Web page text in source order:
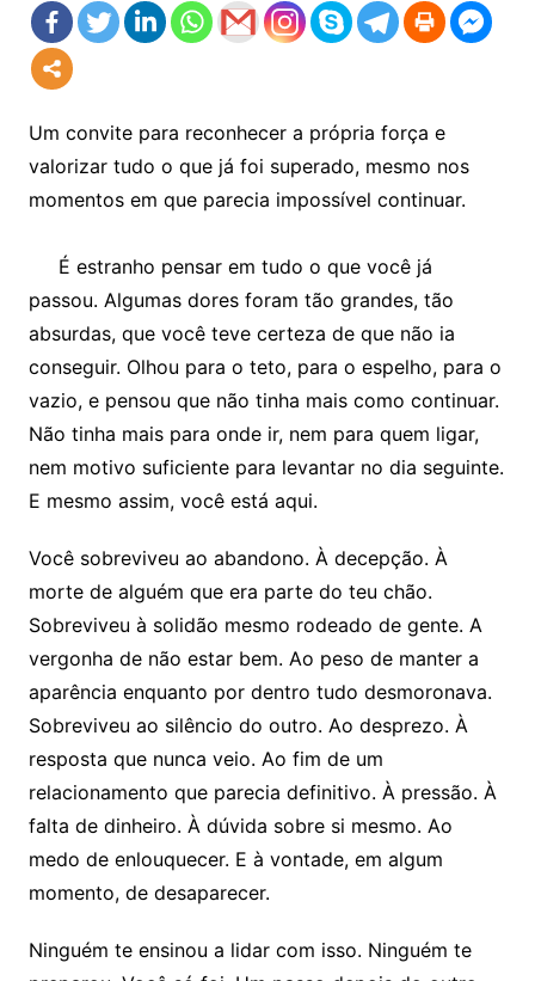
Um convite para reconhecer a própria força e
valorizar tudo o que já foi superado, mesmo nos
momentos em que parecia impossível continuar.
É estranho pensar em tudo o que você já
passou. Algumas dores foram tão grandes, tão
absurdas, que você teve certeza de que não ia
conseguir. Olhou para o teto, para o espelho, para o
vazio, e pensou que não tinha mais como continuar.
Não tinha mais para onde ir, nem para quem ligar,
nem motivo suficiente para levantar no dia seguinte.
E mesmo assim, você está aqui.
Você sobreviveu ao abandono. À decepção. À
morte de alguém que era parte do teu chão.
Sobreviveu à solidão mesmo rodeado de gente. A
vergonha de não estar bem. Ao peso de manter a
aparência enquanto por dentro tudo desmoronava.
Sobreviveu ao silêncio do outro. Ao desprezo. À
resposta que nunca veio. Ao fim de um
relacionamento que parecia definitivo. À pressão. À
falta de dinheiro. À dúvida sobre si mesmo. Ao
medo de enlouquecer. E à vontade, em algum
momento, de desaparecer.
Ninguém te ensinou a lidar com isso. Ninguém te